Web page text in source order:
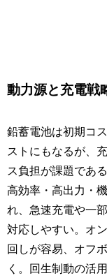
動力源と充電戦
鉛蓄電池は初期コ
ストにもなるが、
ス負担が課題であ
高効率・高出力・
れ、急速充電や一
対応しやすい。オ
回しが容易、オフ
く。回生制動の活